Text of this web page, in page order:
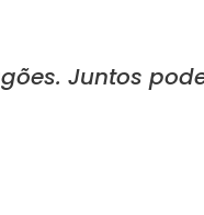
Juntos